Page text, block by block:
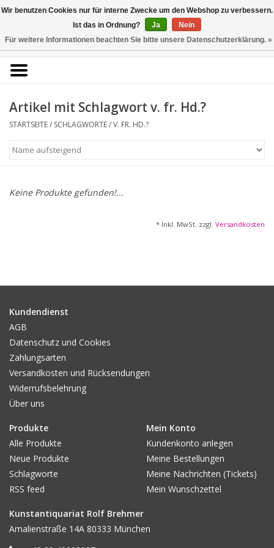
0 Artikel - €0,00
Kunstantiquariat
Rolf Brehmer
Portal für Grafik aus 5
KÜNSTLERLISTE
Startseite
Alle Werke
Fotografie
Varia & Rara
Kunst-Doku
Artikel mit Schlagwort v. fr. Hd.?
STARTSEITE/ SCHLAGWORTE/V. FR. HD.?
Keine Produkte gefunden!...
* Inkl. MwSt. zzgl. Versandkosten
Kundendienst
AGB
Datenschutz und Cookies
Zahlungsarten
Versandkosten und Rücksendungen
Widerrufsbelehrung
Über uns
Produkte
Alle Produkte
Neue Produkte
Schlagworte
RSS feed
Mein Konto
Kundenkonto anlegen
Meine Bestellungen
Meine Nachrichten (Tickets)
Mein Wunschzettel
Kunstantiquariat Rolf Brehmer
Amalienstraße 14A 80333 München
Wir benutzen Cookies nur für interne Zwecke um den Webshop zu verbessern.
Ist das in Ordnung?
Ja
Nein
Für weitere Informationen beachten Sie bitte unsere Datenschutzerklärung. »